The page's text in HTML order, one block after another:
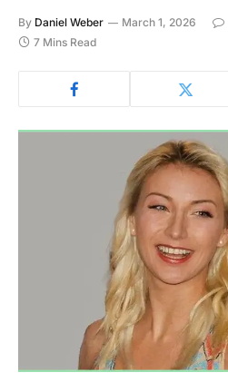
By Daniel Weber March 1, 2026
7 Mins Read